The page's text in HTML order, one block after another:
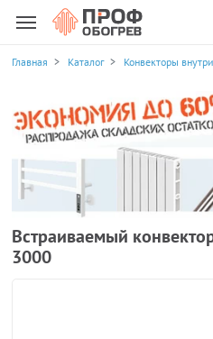
Главная Каталог Конвекторы
Встраиваемый
3000